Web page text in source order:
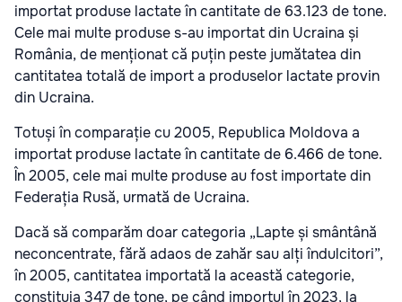
importat produse lactate în cantitate de 63.123 de tone.
Cele mai multe produse s-au importat din Ucraina și
România, de menționat că puțin peste jumătatea din
cantitatea totală de import a produselor lactate provin
din Ucraina.
Totuși în comparație cu 2005, Republica Moldova a
importat produse lactate în cantitate de 6.466 de tone.
În 2005, cele mai multe produse au fost importate din
Federația Rusă, urmată de Ucraina.
Dacă să comparăm doar categoria „Lapte și smântână
neconcentrate, fără adaos de zahăr sau alți îndulcitori”,
în 2005, cantitatea importată la această categorie,
constituia 347 de tone, pe când importul în 2023, la